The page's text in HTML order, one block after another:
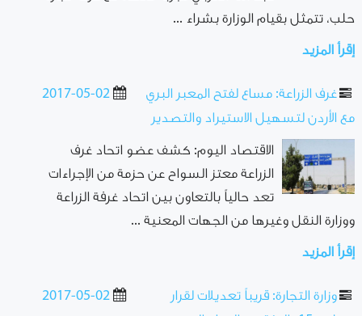
حلب، تتمثل بقيام الوزارة بشراء ...
إقرأ المزيد
2017-05-02
غرف الزراعة: مساع لفتح المعبر البري
مع الأردن لتسهيل الاستيراد والتصدير
الاقتصاد اليوم: كشف عضو اتحاد غرف
الزراعة معتز السواح عن حزمة من الإجراءات
تعد حالياً بالتعاون بين اتحاد غرفة الزراعة
ووزارة النقل وغيرها من الجهات المعنية ...
إقرأ المزيد
2017-05-02
وزارة التجارة: قريباً تعديلات لقرار